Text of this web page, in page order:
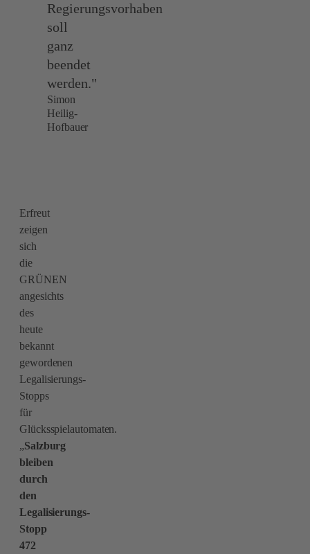
Regierungsvorhaben
soll
ganz
beendet
werden."
Simon
Heilig-
Hofbauer
Erfreut
zeigen
sich
die
GRÜNEN
angesichts
des
heute
bekannt
gewordenen
Legalisierungs-
Stopps
für
Glücksspielautomaten.
„Salzburg
bleiben
durch
den
Legalisierungs-
Stopp
472